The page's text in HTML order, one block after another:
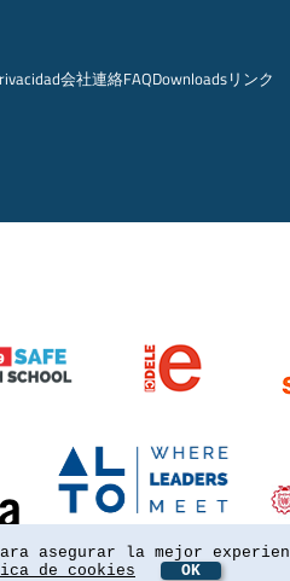
会社連絡FAQDownloadsリンク
asegurar la mejor
de cookies OK